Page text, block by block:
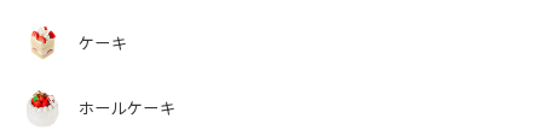
ケーキ
ホールケーキ